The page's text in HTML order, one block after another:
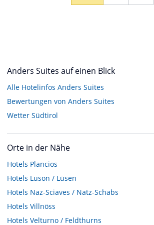
Anders Suites auf einen Blick
Alle Hotelinfos Anders Suites
Bewertungen von Anders Suites
Wetter Südtirol
Orte in der Nähe
Hotels Plancios
Hotels Luson / Lüsen
Hotels Naz-Sciaves / Natz-Schabs
Hotels Villnöss
Hotels Velturno / Feldthurns